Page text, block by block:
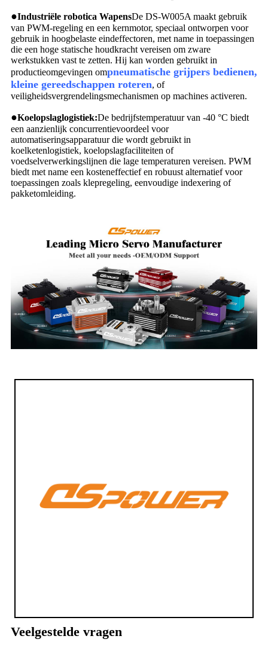
●Industriële robotica WapensDe DS-W005A maakt gebruik
van PWM-regeling en een kernmotor, speciaal ontworpen voor
gebruik in hoogbelaste eindeffectoren, met name in toepassingen
die een hoge statische houdkracht vereisen om zware
werkstukken vast te zetten. Hij kan worden gebruikt in
productieomgevingen ompneumatische grijpers bedienen,
kleine gereedschappen roteren, of
veiligheidsvergrendelingsmechanismen op machines activeren.
●Koelopslaglogistiek:De bedrijfstemperatuur van -40 °C biedt
een aanzienlijk concurrentievoordeel voor
automatiseringsapparatuur die wordt gebruikt in
koelketenlogistiek, koelopslagfaciliteiten of
voedselverwerkingslijnen die lage temperaturen vereisen. PWM
biedt met name een kosteneffectief en robuust alternatief voor
toepassingen zoals klepregeling, eenvoudige indexering of
pakketomleiding.
Veelgestelde vragen